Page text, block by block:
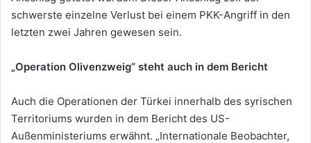
schwerste einzelne Verlust bei einem PKK-Angriff in den
letzten zwei Jahren gewesen sein.
„Operation Olivenzweig“ steht auch in dem Bericht
Auch die Operationen der Türkei innerhalb des syrischen
Territoriums wurden in dem Bericht des US-
Außenministeriums erwähnt. „Internationale Beobachter,